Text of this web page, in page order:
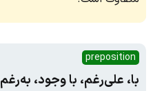
preposition
با، علی‌رغم، با وجود، به‌رغم